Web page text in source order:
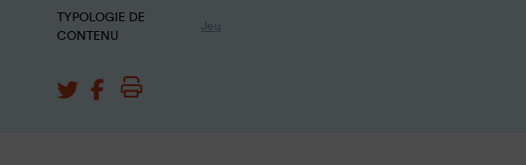
TYPOLOGIE DE
CONTENU
Jeu